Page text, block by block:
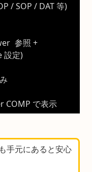
/ SOP / DAT 等)
参照 +
設定)
COMP で表示
手元にあると安心